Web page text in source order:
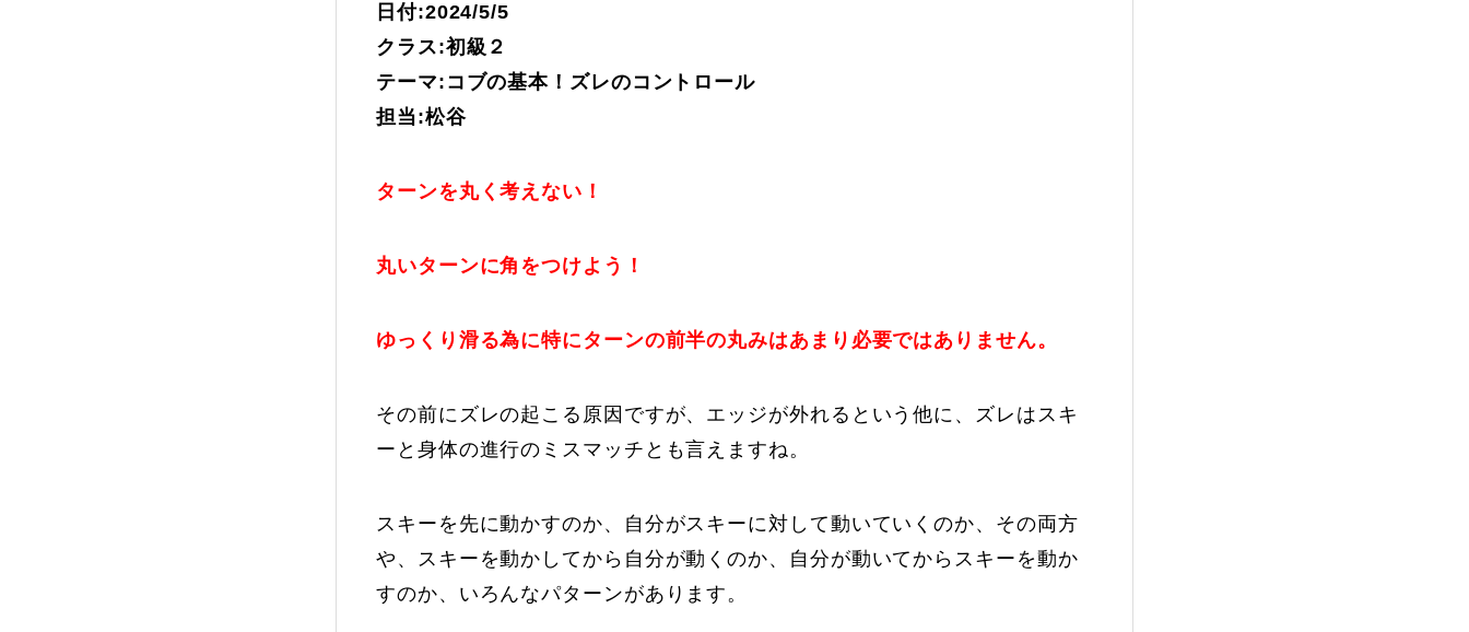
レッスン動画一覧
会社概要
日付:2024/5/5
クラス:初級２
テーマ:コブの基本！ズレのコントロール
担当:松谷
ターンを丸く考えない！
丸いターンに角をつけよう！
ゆっくり滑る為に特にターンの前半の丸みはあまり必要ではありません。
その前にズレの起こる原因ですが、エッジが外れるという他に、ズレはスキ
ーと身体の進行のミスマッチとも言えますね。
スキーを先に動かすのか、自分がスキーに対して動いていくのか、その両方
や、スキーを動かしてから自分が動くのか、自分が動いてからスキーを動か
すのか、いろんなパターンがあります。